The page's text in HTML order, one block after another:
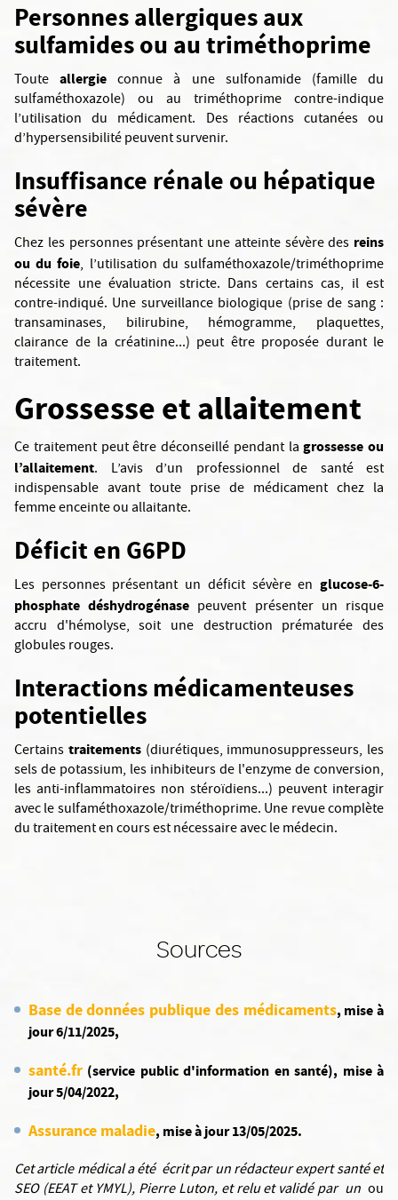
Personnes allergiques aux
sulfamides ou au triméthoprime
Touteallergieconnue à une sulfonamide (famille du
sulfaméthoxazole) ou au triméthoprime contre-indique
l’utilisation du médicament. Des réactions cutanées ou
d’hypersensibilité peuvent survenir.
Insuffisance rénale ou hépatique
sévère
Chez les personnes présentant une atteinte sévère des reins
ou du foie, l’utilisation du sulfaméthoxazole/triméthoprime
nécessite une évaluation stricte. Dans certains cas, il est
contre-indiqué. Une surveillance biologique (prise de sang :
transaminases, bilirubine, hémogramme, plaquettes,
clairance de la créatinine...) peut être proposée durant le
traitement.
Grossesse et allaitement
Ce traitement peut être déconseillé pendant lagrossesse ou
l’allaitement. L’avis d’un professionnel de santé est
indispensable avant toute prise de médicament chez la
femme enceinte ou allaitante.
Déficit en G6PD
Les personnes présentant un déficit sévère en glucose-6-
phosphate déshydrogénase peuvent présenter un risque
accru d'hémolyse, soit une destruction prématurée des
globules rouges.
Interactions médicamenteuses
potentielles
Certains traitements (diurétiques, immunosuppresseurs, les
sels de potassium, les inhibiteurs de l'enzyme de conversion,
les anti-inflammatoires non stéroïdiens...) peuvent interagir
avec le sulfaméthoxazole/triméthoprime. Une revue complète
du traitement en cours est nécessaire avec le médecin.
Sources
Base de données publique des médicaments, mise à
jour 6/11/2025,
santé.fr (service public d'information en santé), mise à
jour 5/04/2022,
Assurance maladie, mise à jour 13/05/2025.
Cet article médical a été écrit par un rédacteur expert santé et
SEO (EEAT et YMYL), Pierre Luton, et relu et validé par un ou